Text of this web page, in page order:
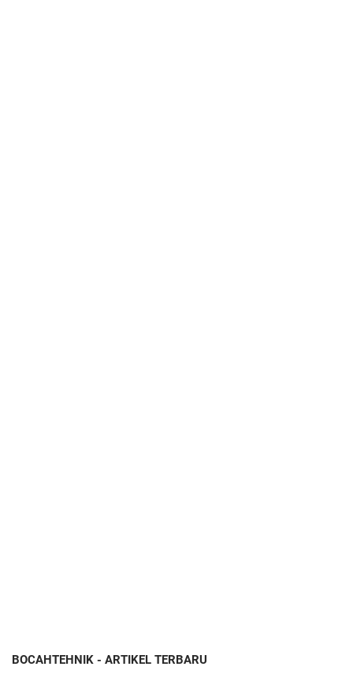
BOCAHTEHNIK - ARTIKEL TERBARU